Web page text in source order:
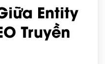
Entity
Truyền